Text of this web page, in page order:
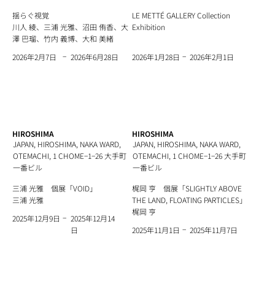
揺らぐ視覚
川人 綾、三浦 光雅、沼田 侑香、大
澤 巴瑠、竹内 義博、大和 美緒
2026年2月7日
− 2026年6月28日
LE METTÉ GALLERY Collection
Exhibition
2026年1月28日 − 2026年2月1日
HIROSHIMA
JAPAN, HIROSHIMA, NAKA WARD,
OTEMACHI, 1 CHOME−1−26 大手町
一番ビル
三浦 光雅 個展「VOID」
三浦 光雅
2025年12月9日 − 2025年12月14
日
HIROSHIMA
JAPAN, HIROSHIMA, NAKA WARD,
OTEMACHI, 1 CHOME−1−26 大手町
一番ビル
梶岡 亨 個展「SLIGHTLY ABOVE
THE LAND, FLOATING PARTICLES」
梶岡 亨
2025年11月1日 − 2025年11月7日